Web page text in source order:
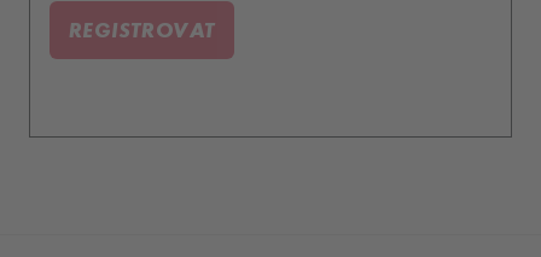
něčemu velkému, a nehodlá zastavit své
vyšetřování iniciativy Atlas, zejména pokud
existuje možnost, že souvisí se zmizením jejího
REGISTROVAT